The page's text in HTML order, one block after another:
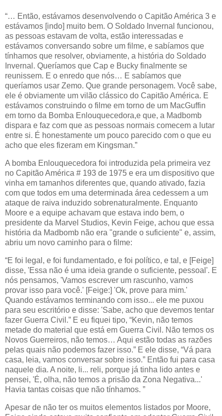
“… Então, estávamos desenvolvendo o Capitão América 3 e
estávamos [indo] muito bem. O Soldado Invernal funcionou,
as pessoas estavam de volta, estão interessadas e
estávamos conversando sobre um filme, e sabíamos que
tínhamos que resolver, obviamente, a história do Soldado
Invernal. Queríamos que Cap e Bucky finalmente se
reunissem. E o enredo que nós… E sabíamos que
queríamos usar Zemo. Que grande personagem. Você sabe,
ele é obviamente um vilão clássico do Capitão América. E
estávamos construindo o filme em torno de um MacGuffin
em torno da Bomba Enlouquecedora,e que, a Madbomb
dispara e faz com que as pessoas normais comecem a lutar
entre si. É honestamente um pouco parecido com o que eu
acho que eles fizeram em Kingsman.”
A bomba Enlouquecedora foi introduzida pela primeira vez
no Capitão América # 193 de 1975 e era um dispositivo que
vinha em tamanhos diferentes que, quando ativado, fazia
com que todos em uma determinada área cedessem a um
ataque de raiva induzido sobrenaturalmente. Enquanto
Moore e a equipe achavam que estava indo bem, o
presidente da Marvel Studios, Kevin Feige, achou que essa
história da Madbomb não era "grande o suficiente" e, assim,
abriu um novo caminho para o filme:
“E foi legal, e foi fundamentado, e foi político, e tal, e [Feige]
disse, 'Essa não é uma ideia grande o suficiente, pessoal'. E
nós pensamos, 'Vamos escrever um rascunho, vamos
provar isso para você.' [Feige:] 'Ok, prove para mim.'
Quando estávamos terminando com isso... ele me puxou
para seu escritório e disse: 'Sabe, acho que devemos tentar
fazer Guerra Civil.” E eu fiquei tipo, “Kevin, não temos
metade do material que está em Guerra Civil. Não temos os
Novos Guerreiros, não temos… Aqui estão todas as razões
pelas quais não podemos fazer isso.” E ele disse, “Vá para
casa, leia, vamos conversar sobre isso.” Então fui para casa
naquele dia. A noite, li... reli, porque já tinha lido antes e
pensei, 'É, olha, não temos a prisão da Zona Negativa...'
Havia tantas coisas que não tínhamos. ”
Apesar de não ter os muitos elementos listados por Moore,